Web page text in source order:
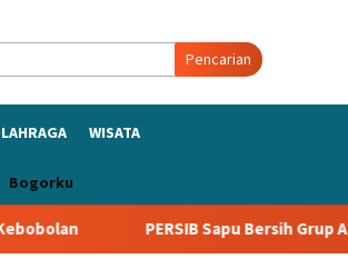
Pencarian
WISATA
Bogorku
PERSIB Sapu Bersih Grup A Piala Presiden